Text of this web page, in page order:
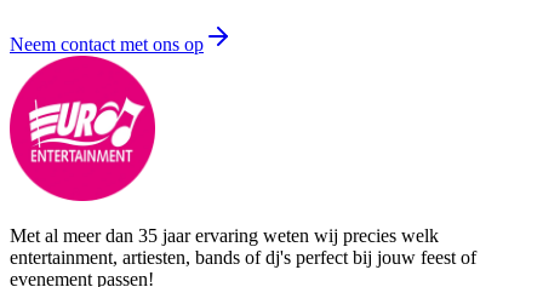
Neem contact met ons op
Met al meer dan 35 jaar ervaring weten wij precies welk
entertainment, artiesten, bands of dj's perfect bij jouw feest of
evenement passen!